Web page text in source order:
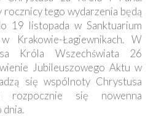
tego wydarzenia będą
19 listopada w Sanktuarium
Krakowie-Łagiewnikach. W
Króla Wszechświata 26
Jubileuszowego Aktu w
się wspólnoty Chrystusa
rozpocznie się nowenna
dnia.